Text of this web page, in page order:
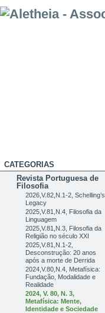
CATEGORIAS
Revista Portuguesa de
Filosofia
2026,V.82,N.1-2, Schelling’s
Legacy
2025,V.81,N.4, Filosofia da
Linguagem
2025,V.81,N.3, Filosofia da
Religião no século XXI
2025,V.81,N.1-2,
Desconstrução: 20 anos
após a morte de Derrida
2024,V.80,N.4, Metafísica:
Fundação, Modalidade e
Realidade
2024, V. 80, N. 3,
Metafísica: Mente,
Identidade e Sociedade